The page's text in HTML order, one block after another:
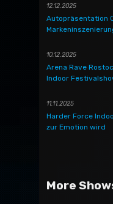
12.12.2025
Autopräsentation
10.12.2025
Arena Rave
Indoor
11.11.2025
Harder Force
zur Emotion wird
More